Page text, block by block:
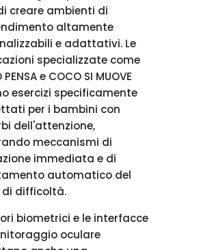
creare ambienti di
altamente
e adattativi. Le
specializzate come
PENSA e COCO SI MUOVE
esercizi specificamente
per i bambini con
dell'attenzione,
meccanismi di
immediata e di
automatico del
di difficoltà.
biometrici e le interfacce
oculare